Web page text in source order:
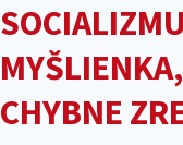
CHYBNE